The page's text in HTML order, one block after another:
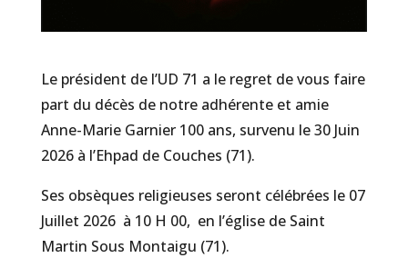
Le président de l’UD 71 a le regret de vous faire
part du décès de notre adhérente et amie
Anne-Marie Garnier 100 ans, survenu le 30 Juin
2026 à l’Ehpad de Couches (71).
Ses obsèques religieuses seront célébrées le 07
Juillet 2026 à 10 H 00, en l’église de Saint
Martin Sous Montaigu (71).